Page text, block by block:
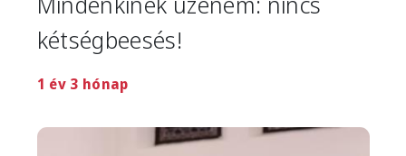
kétségbeesés!
1 év 3 hónap
Image